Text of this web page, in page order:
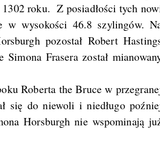
roku. Z posiadłości tych
w wysokości 46.8 szylingów.
pozostał Robert
Frasera został
Roberta the Bruce w
się do niewoli i niedługo
Horsburgh nie wspominają